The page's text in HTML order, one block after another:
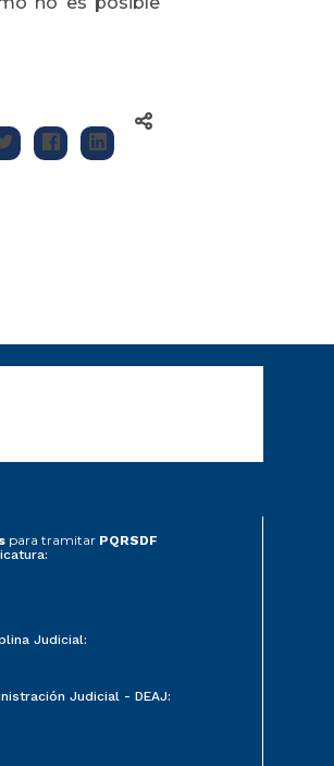
para tramitar PQRSDF
Judicial:
Judicial - DEAJ: